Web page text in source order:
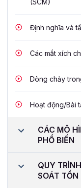
Định nghĩa và
Các mắt xích
Dòng chảy
Hoạt động/Bài
CÁC MÔ
PHỔ BIẾN
QUY
SOÁT TỒN